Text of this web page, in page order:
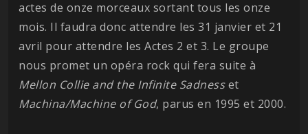
actes de onze morceaux sortant tous les onze
mois. Il faudra donc attendre les 31 janvier et 21
avril pour attendre les Actes 2 et 3. Le groupe
nous promet un opéra rock qui fera suite à
Mellon Collie and the Infinite Sadnesset
Machina/Machine of God, parus en 1995 et 2000.